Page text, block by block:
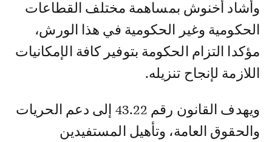
وأشاد أخنوش بمساهمة مختلف القطاعات
الحكومية وغير الحكومية في هذا الورش،
مؤكدا التزام الحكومة بتوفير كافة الإمكانيات
اللازمة لإنجاح تنزيله.
ويهدف القانون رقم 43.22 إلى دعم الحريات
والحقوق العامة، وتأهيل المستفيدين